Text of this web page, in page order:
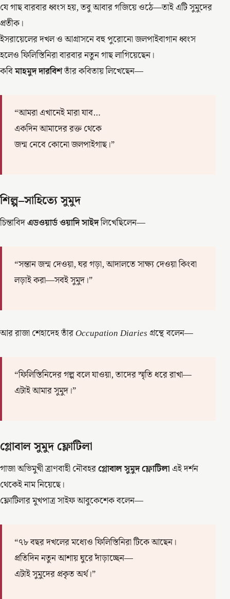
যে গাছ বারবার ধ্বংস হয়, তবু আবার গজিয়ে ওঠে—তাই এটি সুমুদের
প্রতীক।
ইসরায়েলের দখল ও আগ্রাসনে বহু পুরোনো জলপাইবাগান ধ্বংস
হলেও ফিলিস্তিনিরা বারবার নতুন গাছ লাগিয়েছেন।
কবিমাহমুদ দারবিশতাঁর কবিতায় লিখেছেন—
“আমরা এখানেই মারা যাব…
একদিন আমাদের রক্ত থেকে
জন্ম নেবে কোনো জলপাইগাছ।”
শিল্প–সাহিত্যে সুমুদ
চিন্তাবিদএডওয়ার্ড ওয়াদি সাইদলিখেছিলেন—
“সন্তান জন্ম দেওয়া, ঘর গড়া, আদালতে সাক্ষ্য দেওয়া কিংবা
লড়াই করা—সবই সুমুদ।”
আর রাজা শেহাদেহ তাঁরOccupation Diariesগ্রন্থে বলেন—
“ফিলিস্তিনিদের গল্প বলে যাওয়া, তাদের স্মৃতি ধরে রাখা—
এটাই আমার সুমুদ।”
গ্লোবাল সুমুদ ফ্লোটিলা
গাজা অভিমুখী ত্রাণবাহী নৌবহরগ্লোবাল সুমুদ ফ্লোটিলাএই দর্শন
থেকেই নাম নিয়েছে।
ফ্লোটিলার মুখপাত্র সাইফ আবুকেশেক বলেন—
“৭৮ বছর দখলের মধ্যেও ফিলিস্তিনিরা টিকে আছেন।
প্রতিদিন নতুন আশায় ঘুরে দাঁড়াচ্ছেন—
এটাই সুমুদের প্রকৃত অর্থ।”